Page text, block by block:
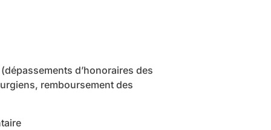
d’honoraires des
remboursement des